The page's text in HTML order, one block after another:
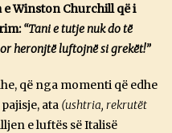
e Winston Churchill që i
“Tani e tutje nuk do të
heronjtë luftojnë si grekët!”
që nga momenti që edhe
ata (ushtria, rekrutët
e luftës së Italisë